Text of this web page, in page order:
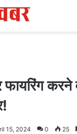
करने
15, 2024 0 25